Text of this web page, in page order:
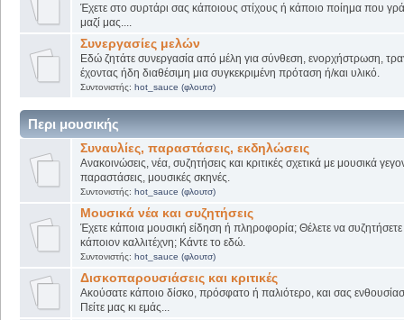
Έχετε στο συρτάρι σας κάποιους στίχους ή κάποιο ποίημα που
μαζί μας....
Συνεργασίες μελών
Εδώ ζητάτε συνεργασία από μέλη για σύνθεση, ενορχήστρωση,
έχοντας ήδη διαθέσιμη μια συγκεκριμένη πρόταση ή/και υλικό.
Συντονιστής: hot_sauce (φλουτσ)
Περι μουσικής
Συναυλίες, παραστάσεις, εκδηλώσεις
Ανακοινώσεις, νέα, συζητήσεις και κριτικές σχετικά με μουσικά
παραστάσεις, μουσικές σκηνές.
Συντονιστής: hot_sauce (φλουτσ)
Μουσικά νέα και συζητήσεις
Έχετε κάποια μουσική είδηση ή πληροφορία; Θέλετε να
κάποιον καλλιτέχνη; Κάντε το εδώ.
Συντονιστής: hot_sauce (φλουτσ)
Δισκοπαρουσιάσεις και κριτικές
Ακούσατε κάποιο δίσκο, πρόσφατο ή παλιότερο, και σας
Πείτε μας κι εμάς...